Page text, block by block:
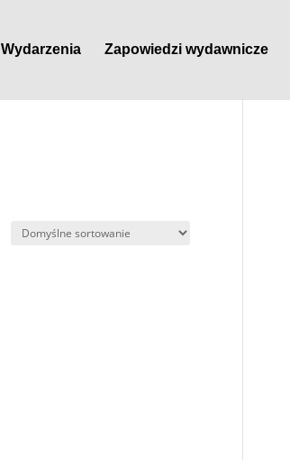
Wydarzenia Zapowiedzi wydawnicze